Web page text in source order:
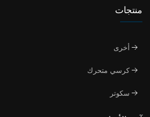
منتجات
أخرى
كرسي متحرك
سكوتر